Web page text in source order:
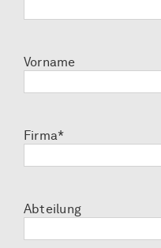
Vorname
Firma*
Abteilung